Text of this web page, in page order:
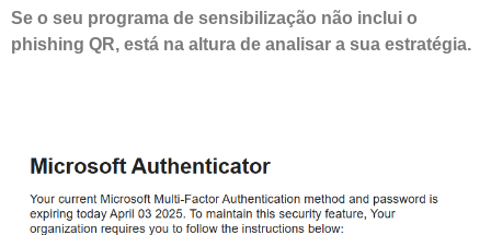
Se o seu programa de sensibilização não inclui o
phishing QR, está na altura de analisar a sua estratégia.